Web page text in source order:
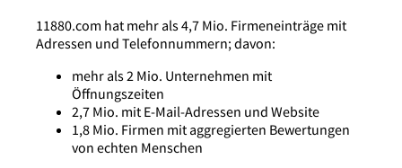
11880.com hat mehr als 4,7 Mio. Firmeneinträge mit
Adressen und Telefonnummern; davon:
mehr als 2 Mio. Unternehmen mit
Öffnungszeiten
2,7 Mio. mit E-Mail-Adressen und Website
1,8 Mio. Firmen mit aggregierten Bewertungen
von echten Menschen